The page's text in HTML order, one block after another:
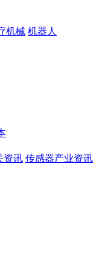
机械 机器人
资讯 传感器产业资讯